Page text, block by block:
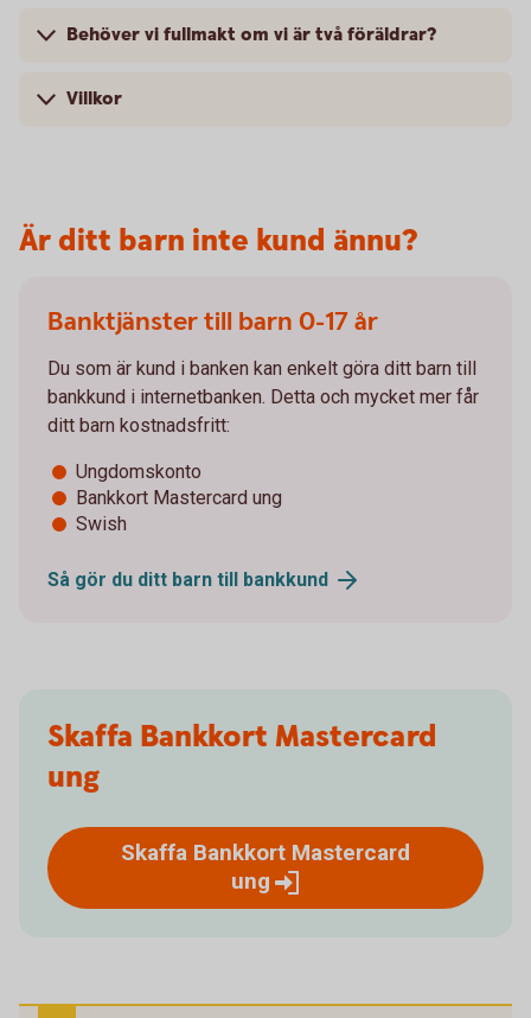
Behöver vi fullmakt om vi är två föräldrar?
Villkor
Är ditt barn inte kund ännu?
Banktjänster till barn 0-17 år
Du som är kund i banken kan enkelt göra ditt barn till
bankkund i internetbanken. Detta och mycket mer får
ditt barn kostnadsfritt:
Ungdomskonto
Bankkort Mastercard ung
Swish
Så gör du ditt barn till bankkund
Skaffa Bankkort Mastercard
ung
Skaffa Bankkort Mastercard
ung